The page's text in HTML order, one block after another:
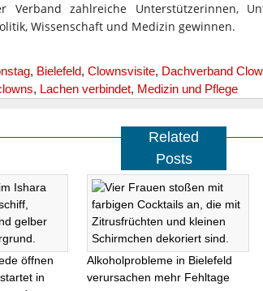
Verband zahlreiche Unterstützerinnen,
Wissenschaft und Medizin gewinnen.
, Bielefeld, Clownsvisite, Dachverband
, Lachen verbindet, Medizin und Pflege
Related
Posts
öffnen
in
Alkoholprobleme in Bielefeld
verursachen mehr Fehltage